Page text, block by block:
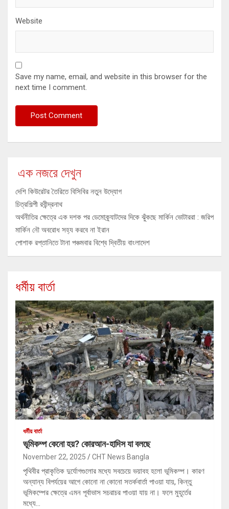
Website
Save my name, email, and website in this browser for the
next time I comment.
এক নজরে দেখুন
দেশি কিউরেটর তৈরিতে বিসিবির নতুন উদ্যোগ
চিত্রশিল্পী রবীন্দ্রনাথ
অর্থনীতির ক্ষেত্রে এক দশক পর ডেমোক্র্যাটদের দিকে ঝুঁকছে মার্কিন ভোটাররা : জরিপ
মার্কিন নৌ অবরোধ সহ্য করবে না ইরান
পোশাক রপ্তানিতে টানা পঞ্চমবার বিশ্বে দ্বিতীয় বাংলাদেশ
ধর্মীয় বার্তা
ধর্মীয় বার্তা
ভূমিকম্প কেনো হয়? কোরআন-হাদিস যা বলছে
November 22, 2025 CHT News Bangla
পৃথিবীর প্রাকৃতিক দুর্যোগগুলোর মধ্যে সবচেয়ে ভয়াবহ হলো ভূমিকম্প। কারণ
অন্যান্য বিপর্যয়ের আগে কোনো না কোনো সতর্কবার্তা পাওয়া যায়, কিন্তু
ভূমিকম্পের ক্ষেত্রে এমন পূর্বাভাস সচরাচর পাওয়া যায় না। ফলে মুহূর্তের
মধ্যে…